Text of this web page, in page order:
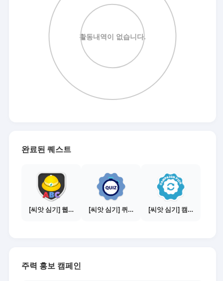
완료된 퀘스트
[씨앗 심기] 웹툰보기 - 수익내기 편 [씨앗 심기] 퀴즈 참여하기 [씨앗 심기] 캠페인 선택하기 - PICK 1개
주력 홍보 캠페인